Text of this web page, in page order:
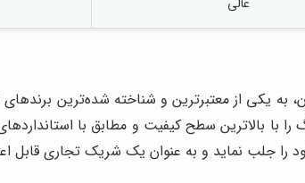
به یکی از معتبرترین و شناخته شده‌ترین
با بالاترین سطح کیفیت و مطابق با
جلب نماید و به عنوان یک شریک تجاری قابل